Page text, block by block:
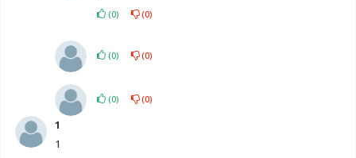
(0) (0)
(0) (0)
(0) (0)
1
1